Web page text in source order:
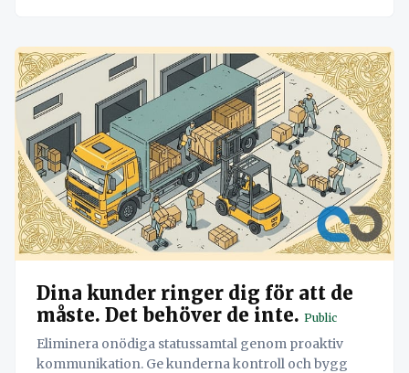
Dina kunder ringer dig för att de
måste. Det behöver de inte. Public
Eliminera onödiga statussamtal genom proaktiv
kommunikation. Ge kunderna kontroll och bygg